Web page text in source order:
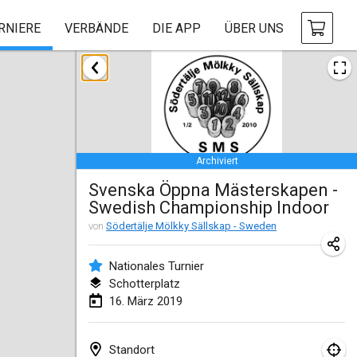
VERBÄNDE DIE APP ÜBER UNS
Archiviert
Svenska Öppna Mästerskapen -
Swedish Championship Indoor
von Södertälje Mölkky Sällskap - Sweden
Nationales Turnier
Schotterplatz
16. März 2019
Standort
Januar 2019
New Year's Throw Mölkky
1. Jan. 2019| Tschechische Republik
Tournoi Mixte ASPTTOM
20. Jan. 2019|Frankreich
Tournoi d'Hiver
26. Jan. 2019|Frankreich
Liekki Cup
26. Jan. 2019